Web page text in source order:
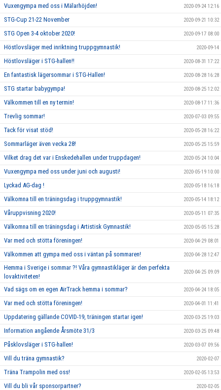
Vuxengympa med oss i Mälarhöjden! 2020-09-24 12:16
STG-Cup 21-22 November 2020-09-21 10:32
STG Open 3-4 oktober 2020! 2020-09-17 08:00
Höstlovsläger med inriktning truppgymnastik! 2020-09-14
Höstlovsläger i STG-hallen!! 2020-08-31 17:22
En fantastisk lägersommar i STG-Hallen! 2020-08-28 16:28
STG startar babygympa! 2020-08-25 12:02
Välkommen till en ny termin! 2020-08-17 11:36
Trevlig sommar! 2020-07-03 09:55
Tack för visat stöd! 2020-05-28 16:22
Sommarläger även vecka 28! 2020-05-25 15:59
Vilket drag det var i Enskedehallen under truppdagen! 2020-05-24 10:04
Vuxengympa med oss under juni och augusti! 2020-05-19 10:00
Lyckad AG-dag ! 2020-05-18 16:18
Välkomna till en träningsdag i truppgymnastik! 2020-05-14 18:12
Våruppvisning 2020! 2020-05-11 07:35
Välkomna till en träningsdag i Artistisk Gymnastik! 2020-05-05 15:28
Var med och stötta föreningen! 2020-04-29 08:01
Välkommen att gympa med oss i väntan på sommaren! 2020-04-28 12:47
Hemma i Sverige i sommar ?! Våra gymnastikläger är den perfekta
lovaktiviteten!
2020-04-25 09:09
Vad sägs om en egen AirTrack hemma i sommar? 2020-04-24 18:05
Var med och stötta föreningen! 2020-04-01 11:41
Uppdatering gällande COVID-19, träningen startar igen! 2020-03-25 19:03
Information angående Årsmöte 31/3 2020-03-25 09:48
Påsklovsläger i STG-hallen! 2020-03-07 09:56
Vill du träna gymnastik? 2020-02-07
Träna Trampolin med oss! 2020-02-05 13:53
Vill du bli vår sponsorpartner? 2020-02-05